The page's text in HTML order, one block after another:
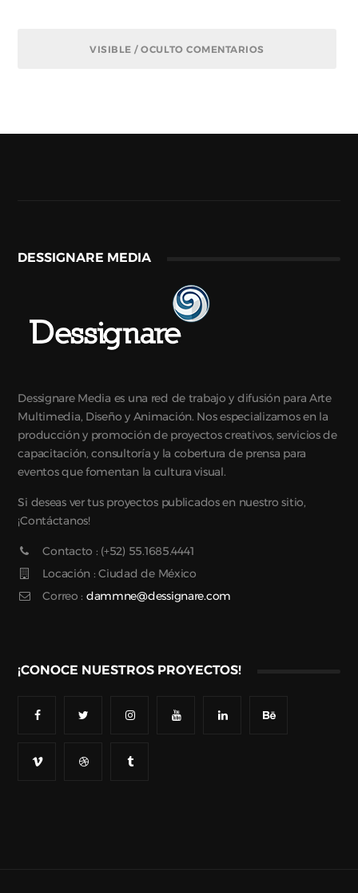
VISIBLE / OCULTO COMENTARIOS
DESSIGNARE MEDIA
Dessignare Media es una red de trabajo y difusión para Arte
Multimedia, Diseño y Animación. Nos especializamos en la
producción y promoción de proyectos creativos, servicios de
capacitación, consultoría y la cobertura de prensa para
eventos que fomentan la cultura visual.
Si deseas ver tus proyectos publicados en nuestro sitio,
¡Contáctanos!
Contacto : (+52) 55.1685.4441
Locación : Ciudad de México
Correo : dammne@dessignare.com
¡CONOCE NUESTROS PROYECTOS!